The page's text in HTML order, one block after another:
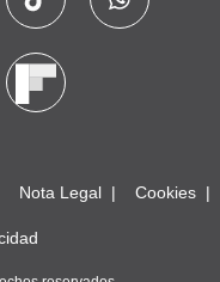
Nota Legal Cookies